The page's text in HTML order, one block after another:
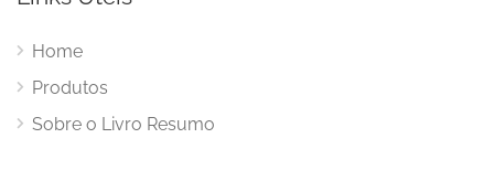
Home
Produtos
Sobre o Livro Resumo